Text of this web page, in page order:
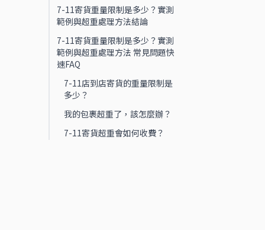
7-11寄貨重量限制是多少？實測
範例與超重處理方法結論
7-11寄貨重量限制是多少？實測
範例與超重處理方法 常見問題快
速FAQ
7-11店到店寄貨的重量限制是
多少？
我的包裹超重了，該怎麼辦？
7-11寄貨超重會如何收費？